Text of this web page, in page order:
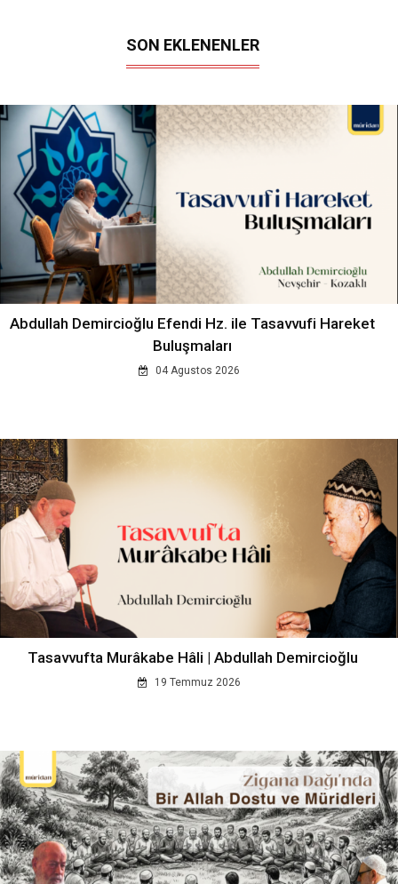
SON EKLENENLER
Abdullah Demircioğlu Efendi Hz. ile Tasavvufi Hareket
Buluşmaları
04 Agustos 2026
Tasavvufta Murâkabe Hâli | Abdullah Demircioğlu
19 Temmuz 2026